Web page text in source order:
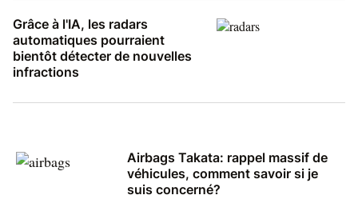
Grâce à l'IA, les radars
automatiques pourraient
bientôt détecter de nouvelles
infractions
Airbags Takata: rappel massif de
véhicules, comment savoir si je
suis concerné?